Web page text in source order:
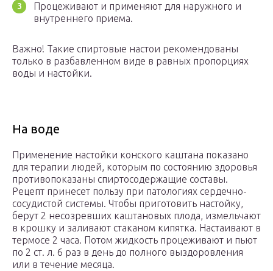
Процеживают и применяют для наружного и
внутреннего приема.
Важно! Такие спиртовые настои рекомендованы
только в разбавленном виде в равных пропорциях
воды и настойки.
На воде
Применение настойки конского каштана показано
для терапии людей, которым по состоянию здоровья
противопоказаны спиртосодержащие составы.
Рецепт принесет пользу при патологиях сердечно-
сосудистой системы. Чтобы приготовить настойку,
берут 2 несозревших каштановых плода, измельчают
в крошку и заливают стаканом кипятка. Настаивают в
термосе 2 часа. Потом жидкость процеживают и пьют
по 2 ст. л. 6 раз в день до полного выздоровления
или в течение месяца.